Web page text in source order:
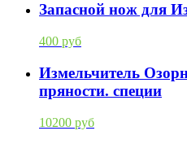
Запасной нож для
400 руб
Измельчитель
пряности. специи
10200 руб